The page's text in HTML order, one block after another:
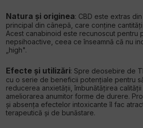
Natura și originea: CBD este extras
principal din cânepă, care conține
Acest canabinoid este recunoscut pentru
nepsihoactive, ceea ce înseamnă că nu
„high".
Efecte și utilizări: Spre deosebire de
cu o serie de beneficii potențiale pentru
reducerea anxietății, îmbunătățirea calității
ameliorarea anumitor forme de durere.
și absența efectelor intoxicante îl fac
terapeutică și de bunăstare.